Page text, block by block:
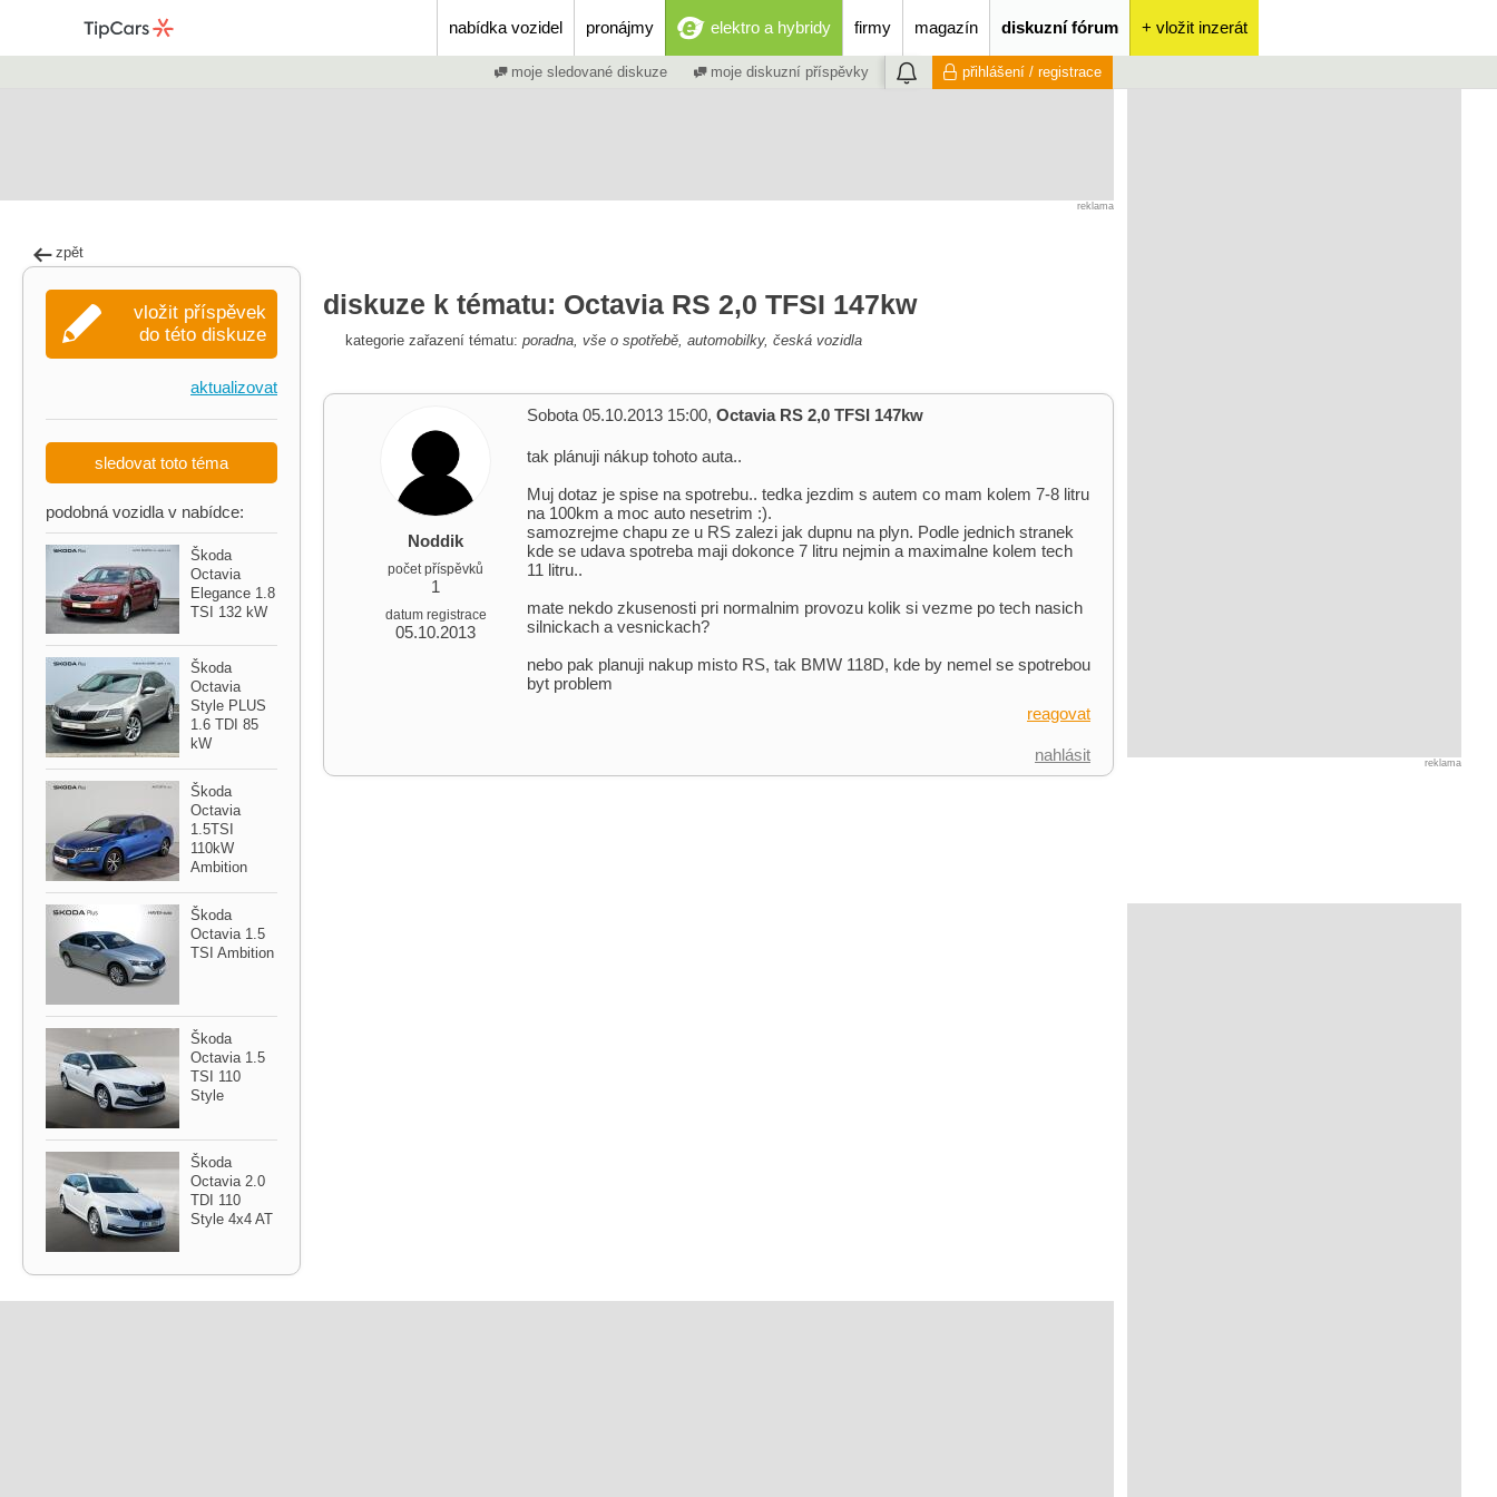
nabídka vozidel pronájmy elektro a hybridy firmy magazín diskuzní fórum + vložit inzerát
moje sledované diskuze moje diskuzní příspěvky přihlášení / registrace
reklama
zpět
diskuze k tématu: Octavia RS 2,0 TFSI 147kw
kategorie zařazení tématu: poradna, vše o spotřebě, automobilky, česká vozidla
Noddik
počet příspěvků
1
datum registrace
05.10.2013
Sobota 05.10.2013 15:00, Octavia RS 2,0 TFSI 147kw
tak plánuji nákup tohoto auta..
Muj dotaz je spise na spotrebu.. tedka jezdim s autem co mam kolem 7-8 litru
na 100km a moc auto nesetrim :).
samozrejme chapu ze u RS zalezi jak dupnu na plyn. Podle jednich stranek
kde se udava spotreba maji dokonce 7 litru nejmin a maximalne kolem tech
11 litru..
mate nekdo zkusenosti pri normalnim provozu kolik si vezme po tech nasich
silnickach a vesnickach?
nebo pak planuji nakup misto RS, tak BMW 118D, kde by nemel se spotrebou
byt problem
reagovat
nahlásit
vložit příspěvek
do této diskuze
aktualizovat
sledovat toto téma
podobná vozidla v nabídce:
Škoda
Octavia
Elegance 1.8
TSI 132 kW
Škoda
Octavia
Style PLUS
1.6 TDI 85
kW
Škoda
Octavia
1.5TSI
110kW
Ambition
Škoda
Octavia 1.5
TSI Ambition
Škoda
Octavia 1.5
TSI 110
Style
Škoda
Octavia 2.0
TDI 110
Style 4x4 AT
reklama